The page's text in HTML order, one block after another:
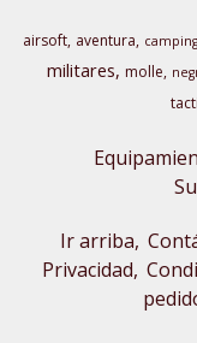
airsoft aventura camping
militares molle
Ir arriba
Privacidad